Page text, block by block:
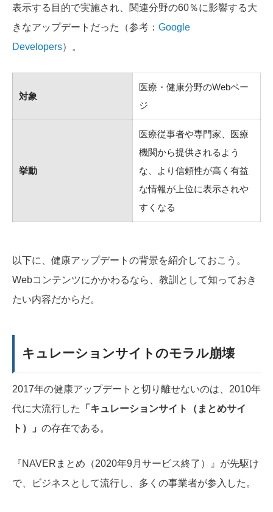
表示する目的で実施され、関連分野の60％に影響する大
きなアップデートだった（参考： Google
Developers）。
対象
医療・健康分野のWebペー
ジ
挙動
医療従事者や専門家、医療
機関から提供されるよう
な、より信頼性が高く有益
な情報が上位に表示されや
すくなる
以下に、健康アップデートの背景を紹介しておこう。
Webコンテンツにかかわるなら、教訓として知っておき
たい内容だからだ。
キュレーションサイトのモラル崩壊
2017年の健康アップデートと切り離せないのは、2010年
代に大流行した
「キュレーションサイト（まとめサイ
ト）」 の存在である。
『NAVERまとめ（2020年9月サービス終了）』が先駆け
で、ビジネスとして流行し、多くの事業者が参入した。